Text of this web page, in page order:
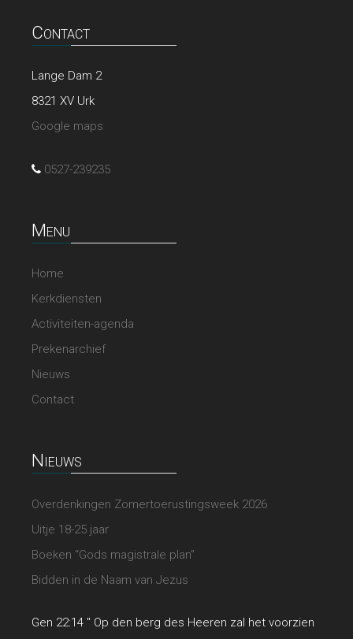
Contact
Lange Dam 2
8321 XV Urk
Google maps
0527-239235
Menu
Home
Kerkdiensten
Activiteiten-agenda
Prekenarchief
Nieuws
Contact
Nieuws
Overdenkingen Zomertoerustingsweek 2026
Uitje 18-25 jaar
Boeken “Gods magistrale plan”
Bidden in de Naam van Jezus
Gen 22:14 " Op den berg des Heeren zal het voorzien